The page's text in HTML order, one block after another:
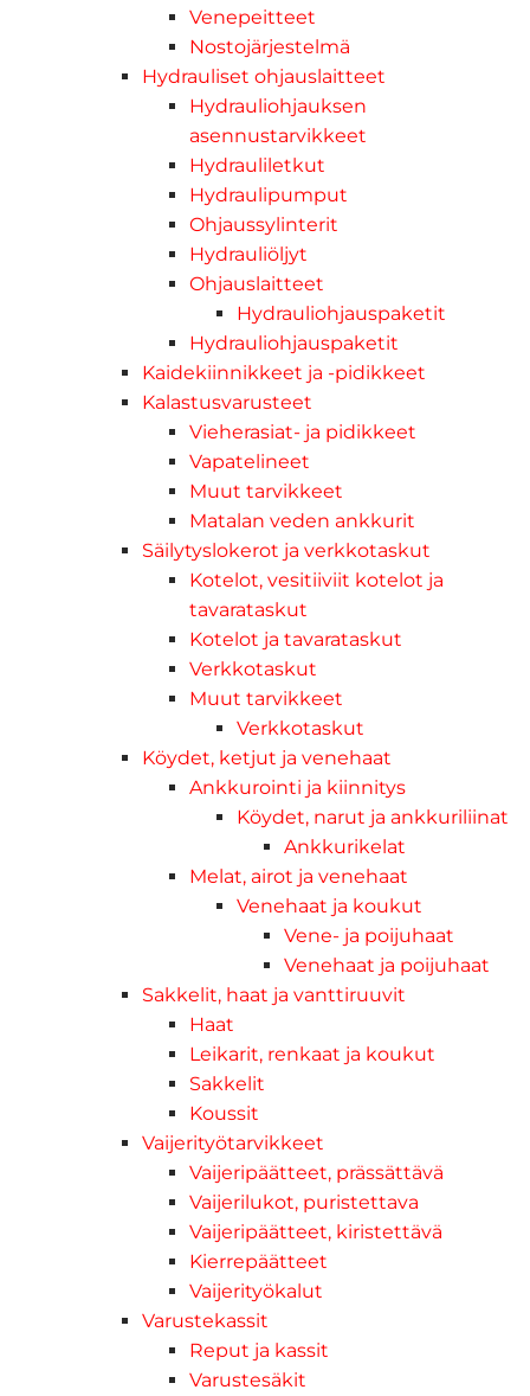
Venepeitteet
Nostojärjestelmä
Hydrauliset ohjauslaitteet
Hydrauliohjauksen
asennustarvikkeet
Hydrauliletkut
Hydraulipumput
Ohjaussylinterit
Hydrauliöljyt
Ohjauslaitteet
Hydrauliohjauspaketit
Hydrauliohjauspaketit
Kaidekiinnikkeet ja -pidikkeet
Kalastusvarusteet
Vieherasiat- ja pidikkeet
Vapatelineet
Muut tarvikkeet
Matalan veden ankkurit
Säilytyslokerot ja verkkotaskut
Kotelot, vesitiiviit kotelot ja
tavarataskut
Kotelot ja tavarataskut
Verkkotaskut
Muut tarvikkeet
Verkkotaskut
Köydet, ketjut ja venehaat
Ankkurointi ja kiinnitys
Köydet, narut ja ankkuriliinat
Ankkurikelat
Melat, airot ja venehaat
Venehaat ja koukut
Vene- ja poijuhaat
Venehaat ja poijuhaat
Sakkelit, haat ja vanttiruuvit
Haat
Leikarit, renkaat ja koukut
Sakkelit
Koussit
Vaijerityötarvikkeet
Vaijeripäätteet, prässättävä
Vaijerilukot, puristettava
Vaijeripäätteet, kiristettävä
Kierrepäätteet
Vaijerityökalut
Varustekassit
Reput ja kassit
Varustesäkit